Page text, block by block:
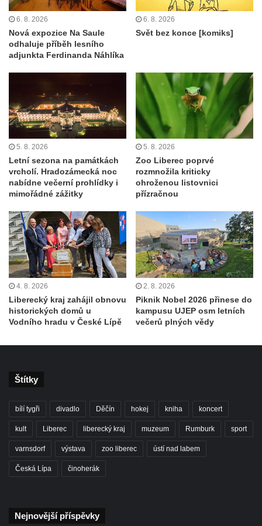
6. 8. 2026
Nová expozice Na Saule
odhaluje příběh lesního
adjunkta Ferdinanda Náhlíka
6. 8. 2026
Svět bez konce [komiks]
5. 8. 2026
Letní sezona na památkách
vrcholí. Hradozámecká noc
nabídne večerní prohlídky i
mimořádné zážitky
5. 8. 2026
Zoo Liberec poprvé
rozmnožila kriticky
ohroženou listovnici
přízračnou
4. 8. 2026
Liberecký kraj zahájil obnovu
historických domů u
Vodního hradu v České Lípě
2. 8. 2026
Piknik Nobel 2026 přinese do
kampusu UJEP osm letních
večerů plných vědy
Štítky
bílí tygři divadlo Děčín hokej kniha koncert
kult Liberec liberecký kraj muzeum Rumburk sport
varnsdorf výstava zoo liberec ústí nad labem
Česká Lípa činoherák
Nejnovější příspěvky